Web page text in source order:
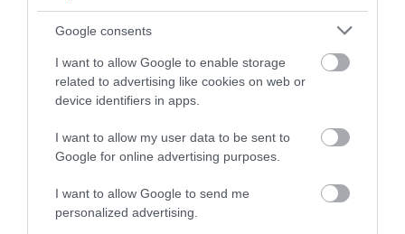
Google consents
I want to allow Google to enable storage
related to advertising like cookies on web or
device identifiers in apps.
I want to allow my user data to be sent to
Google for online advertising purposes.
I want to allow Google to send me
personalized advertising.
Elkezdték behajtani a tartozásokat a végrehajtók a
revolutosokon
Elindultak a végrehajtói inkasszók a Revoluton, a kellemetlen
döntésről emailt vagy appos értesítést kapnak az érintettek a
ha tartozásod…